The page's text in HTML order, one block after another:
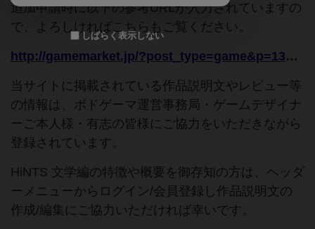
追加申請時に以下の参考URLが入力されていますの
で、よろしければこちらもご覧ください。
http://gamemarket.jp/?post_type=game&p=136537
当サイトに掲載されている作品説明文やレビュー等
の情報は、ボドゲーマ運営事務局・ゲームデザイナ
ーご本人様・有志の皆様にご協力をいただきながら
登録されています。
HiNTS 文学編の特徴や概要を御存知の方は、ヘッダ
ーメニューからログイン/会員登録し作品説明文の
作成/編集にご協力いただければ幸いです。
しばらく表示しない